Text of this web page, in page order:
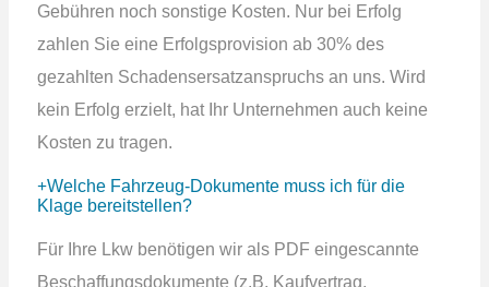
Gebühren noch sonstige Kosten. Nur bei Erfolg
zahlen Sie eine Erfolgsprovision ab 30% des
gezahlten Schadensersatzanspruchs an uns. Wird
kein Erfolg erzielt, hat Ihr Unternehmen auch keine
Kosten zu tragen.
Welche Fahrzeug-Dokumente muss ich für die
Klage bereitstellen?
Für Ihre Lkw benötigen wir als PDF eingescannte
Beschaffungsdokumente (z.B. Kaufvertrag,